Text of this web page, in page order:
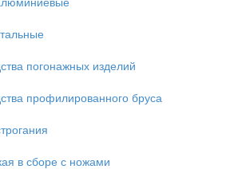
погонажных изделий
профилированного бруса
в сборе с ножами